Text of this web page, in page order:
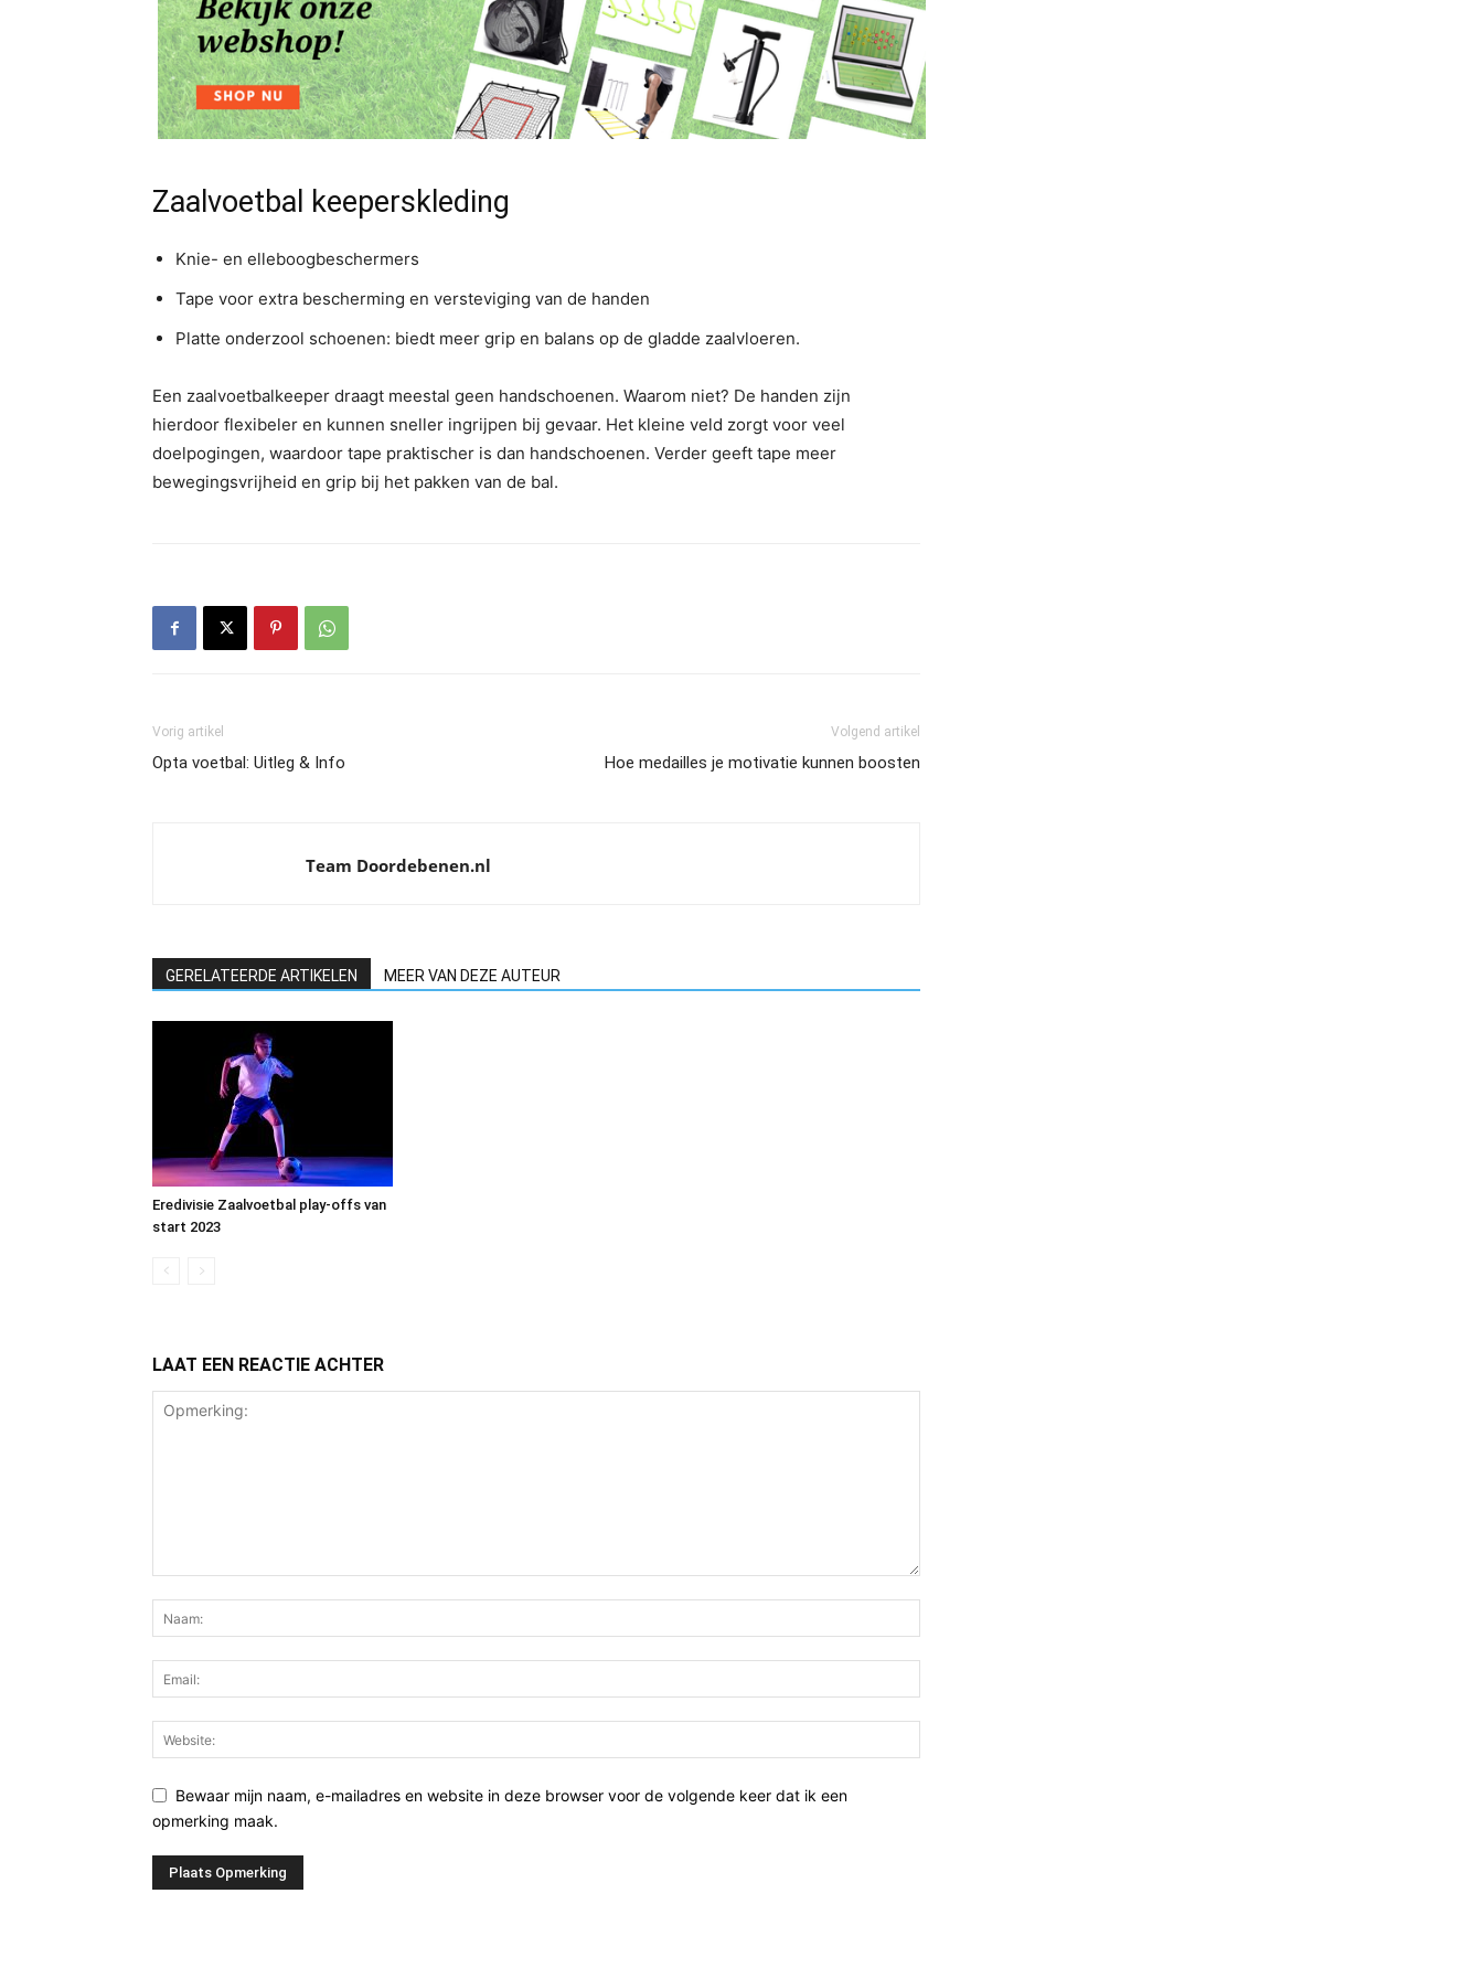
Zaalvoetbal keeperskleding
Knie- en elleboogbeschermers
Tape voor extra bescherming en versteviging van de handen
Platte onderzool schoenen: biedt meer grip en balans op de gladde zaalvloeren.
Een zaalvoetbalkeeper draagt meestal geen handschoenen. Waarom niet? De handen zijn
hierdoor flexibeler en kunnen sneller ingrijpen bij gevaar. Het kleine veld zorgt voor veel
doelpogingen, waardoor tape praktischer is dan handschoenen. Verder geeft tape meer
bewegingsvrijheid en grip bij het pakken van de bal.
Vorig artikel
Opta voetbal: Uitleg & Info
Volgend artikel
Hoe medailles je motivatie kunnen boosten
Team Doordebenen.nl
GERELATEERDE ARTIKELEN MEER VAN DEZE AUTEUR
Eredivisie Zaalvoetbal play-offs van
start 2023
LAAT EEN REACTIE ACHTER
Bewaar mijn naam, e-mailadres en website in deze browser voor de volgende keer dat ik een
opmerking maak.